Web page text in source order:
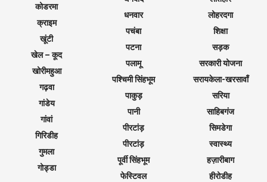
कोडरमा
क्राइम
खूंटी
खेल – कूद
खोरीमहुआ
गढ़वा
गांडेय
गांवां
गिरिडीह
गुमला
गोड्डा
धनवार
पचंबा
पटना
पलामू
पश्चिमी सिंहभूम
पाकुड़
पानी
पीरटांड़
पीरटांड़
पूर्वी सिंहभूम
फेस्टिवल
लोहरदगा
शिक्षा
सड़क
सरकारी योजना
सरायकेला-खरसावाँ
सरिया
साहिबगंज
सिमडेगा
स्वास्थ्य
हज़ारीबाग
हीरोडीह